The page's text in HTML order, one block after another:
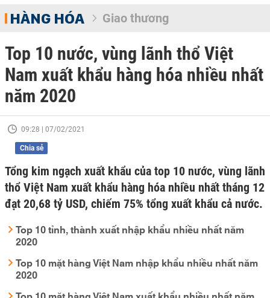
HÀNG HÓA Giao thương
Top 10 nước, vùng lãnh thổ Việt
Nam xuất khẩu hàng hóa nhiều nhất
năm 2020
09:28 | 07/02/2021
Chia sẻ
Tổng kim ngạch xuất khẩu của top 10 nước, vùng lãnh
thổ Việt Nam xuất khẩu hàng hóa nhiều nhất tháng 12
đạt 20,68 tỷ USD, chiếm 75% tổng xuất khẩu cả nước.
Top 10 tỉnh, thành xuất nhập khẩu nhiều nhất năm
2020
Top 10 mặt hàng Việt Nam nhập khẩu nhiều nhất năm
2020